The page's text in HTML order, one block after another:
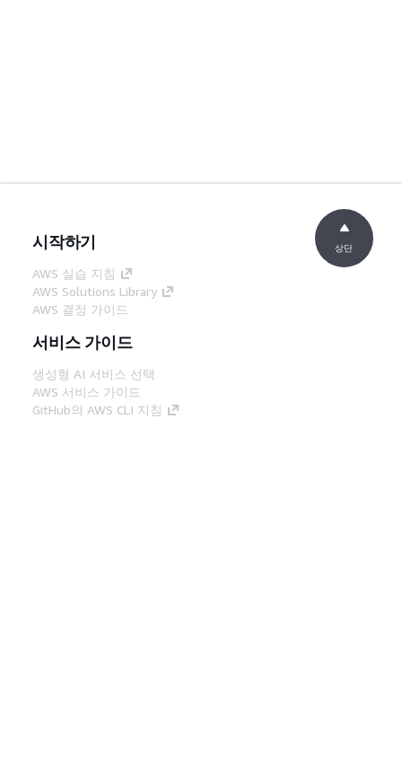
시작하기
AWS 실습 지침
AWS Solutions Library
AWS 결정 가이드
서비스 가이드
생성형 AI 서비스 선택
AWS 서비스 가이드
GitHub의 AWS CLI 지침
상단